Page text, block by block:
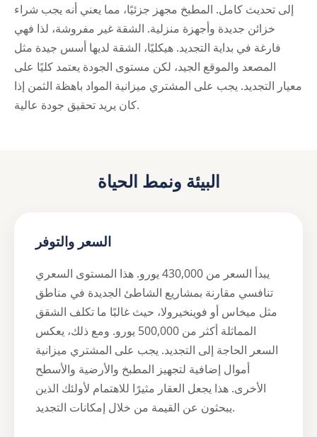
إلى تحديث كامل. المطبخ مجهز جزئيًا، مما يعني أنه يجب شراء
خزائن جديدة وأجهزة منزلية. الشقة غير مفروشة، لذا فهي
فارغة في بداية التجديد. هيكليًا، الشقة لديها أسس جيدة مثل
المصعد والموقع الجيد، لكن مستوى الجودة يعتمد كليًا على
معيار التجديد. يجب على المشتري ميزانية المواد باهظة الثمن إذا
كان يريد تحقيق جودة عالية.
البيئة ونمط الحياة
السعر والتوفر
يبدأ السعر من 430,000 يورو. هذا المستوى السعري
تنافسي مقارنة بمشاريع الشاطئ الجديدة في مناطق
مثل ميخاس أو فوينخيرولا، حيث غالبًا ما تكلف الشقق
المماثلة أكثر من 500,000 يورو. ومع ذلك، يعكس
السعر الحاجة إلى التجديد. يجب على المشتري ميزانية
أموال إضافية لتجهيز المطبخ والأرضية والأسطح
الأخرى. هذا يجعل العقار مثيرًا للاهتمام لأولئك الذين
يبحثون عن القيمة من خلال إمكانات التجديد.